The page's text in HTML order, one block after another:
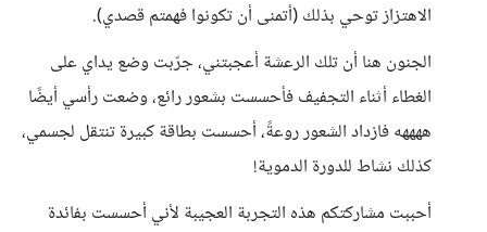
الاهتزاز توحي بذلك (أتمنى أن تكونوا فهمتم قصدي).
الجنون هنا أن تلك الرعشة أعجبتني، جرّبت وضع يداي على
الغطاء أثناء التجفيف فأحسست بشعور رائع، وضعت رأسي أيضًا
ههههه فازداد الشعور روعةً، أحسست بطاقة كبيرة تنتقل لجسمي،
كذلك نشاط للدورة الدموية!
أحببت مشاركتكم هذه التجربة العجيبة لأني أحسست بفائدة